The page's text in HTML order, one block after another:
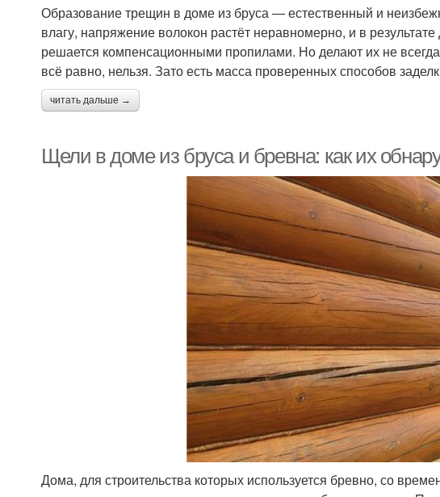
Образование трещин в доме из бруса — естественный и
влагу, напряжение волокон растёт неравномерно, и в
решается компенсационными пропилами. Но делают их не
всё равно, нельзя. Зато есть масса проверенных способов
читать дальше →
Щели в доме из бруса и бревна: как их
Дома, для строительства которых используется бревно, со